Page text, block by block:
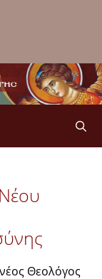
Θεολόγος